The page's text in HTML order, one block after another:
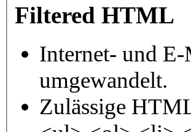
Filtered HTML
Internet- und
umgewandelt.
Zulässige